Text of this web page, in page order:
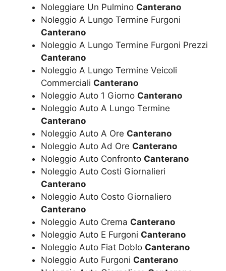
Noleggiare Un Pulmino Canterano
Noleggio A Lungo Termine Furgoni
Canterano
Noleggio A Lungo Termine Furgoni Prezzi
Canterano
Noleggio A Lungo Termine Veicoli
Commerciali Canterano
Noleggio Auto 1 Giorno Canterano
Noleggio Auto A Lungo Termine
Canterano
Noleggio Auto A Ore Canterano
Noleggio Auto Ad Ore Canterano
Noleggio Auto Confronto Canterano
Noleggio Auto Costi Giornalieri
Canterano
Noleggio Auto Costo Giornaliero
Canterano
Noleggio Auto Crema Canterano
Noleggio Auto E Furgoni Canterano
Noleggio Auto Fiat Doblo Canterano
Noleggio Auto Furgoni Canterano